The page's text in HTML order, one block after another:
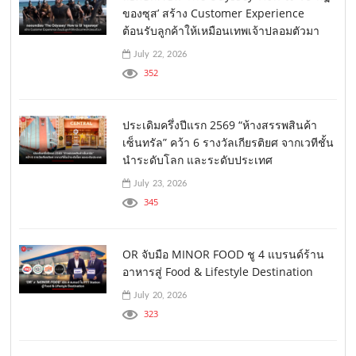
ของซุส’ สร้าง Customer Experience
ต้อนรับลูกค้าให้เหมือนเทพเจ้าปลอมตัวมา
July 22, 2026
352
ประเดิมครึ่งปีแรก 2569 “ห้างสรรพสินค้า
เซ็นทรัล” คว้า 6 รางวัลเกียรติยศ จากเวทีชั้น
นำระดับโลก และระดับประเทศ
July 23, 2026
345
OR จับมือ MINOR FOOD ชู 4 แบรนด์ร้าน
อาหารสู่ Food & Lifestyle Destination
July 20, 2026
323